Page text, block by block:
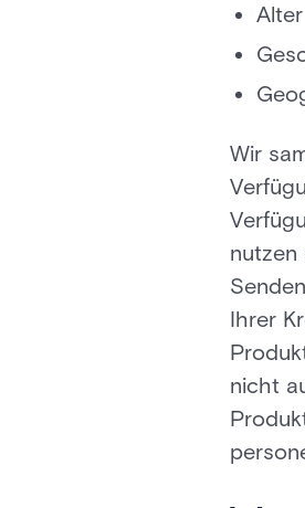
Alter
Wir
nutzen
Ihrer
nicht